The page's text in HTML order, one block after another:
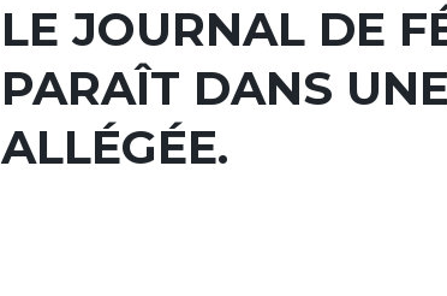
LE JOURNAL DE
PARAÎT DANS
ALLÉGÉE.